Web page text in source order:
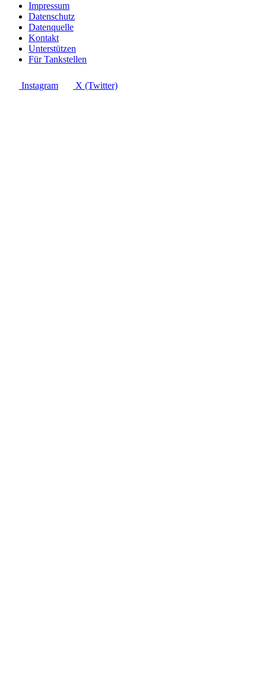
Impressum
Datenschutz
Datenquelle
Kontakt
Unterstützen
Für Tankstellen
Instagram X (Twitter)